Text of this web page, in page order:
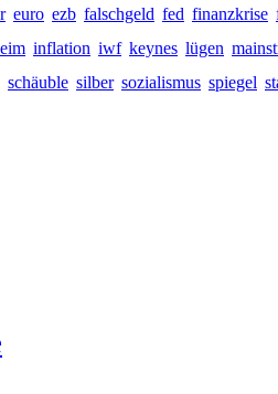
euro ezb falschgeld fed finanzkrise
inflation iwf keynes lügen
schäuble silber sozialismus spiegel